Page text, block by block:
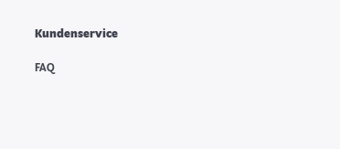
Kundenservice
FAQ